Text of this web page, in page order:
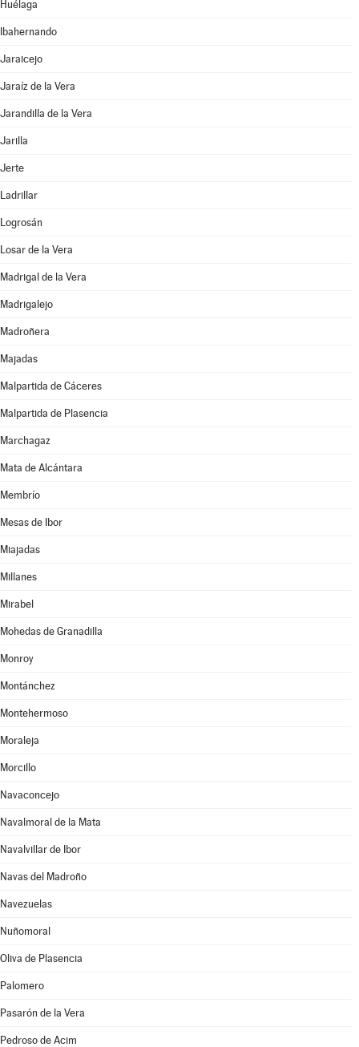
Huélaga
Ibahernando
Jaraicejo
Jaraíz de la Vera
Jarandilla de la Vera
Jarilla
Jerte
Ladrillar
Logrosán
Losar de la Vera
Madrigal de la Vera
Madrigalejo
Madroñera
Majadas
Malpartida de Cáceres
Malpartida de Plasencia
Marchagaz
Mata de Alcántara
Membrío
Mesas de Ibor
Miajadas
Millanes
Mirabel
Mohedas de Granadilla
Monroy
Montánchez
Montehermoso
Moraleja
Morcillo
Navaconcejo
Navalmoral de la Mata
Navalvillar de Ibor
Navas del Madroño
Navezuelas
Nuñomoral
Oliva de Plasencia
Palomero
Pasarón de la Vera
Pedroso de Acim